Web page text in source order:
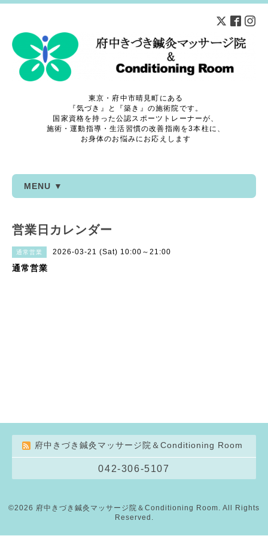
東京・府中市晴見町にある
『気づき』と『築き』の施術院です。
国家資格を持った公認スポーツトレーナーが、
施術・運動指導・生活習慣の改善指南を3本柱に、
お身体のお悩みにお応えします
MENU ▼
営業日カレンダー
通常営業 2026-03-21 (Sat) 10:00～21:00
通常営業
府中きづき鍼灸マッサージ院＆Conditioning Room
042-306-5107
©2026 府中きづき鍼灸マッサージ院＆Conditioning Room . All Rights
Reserved.